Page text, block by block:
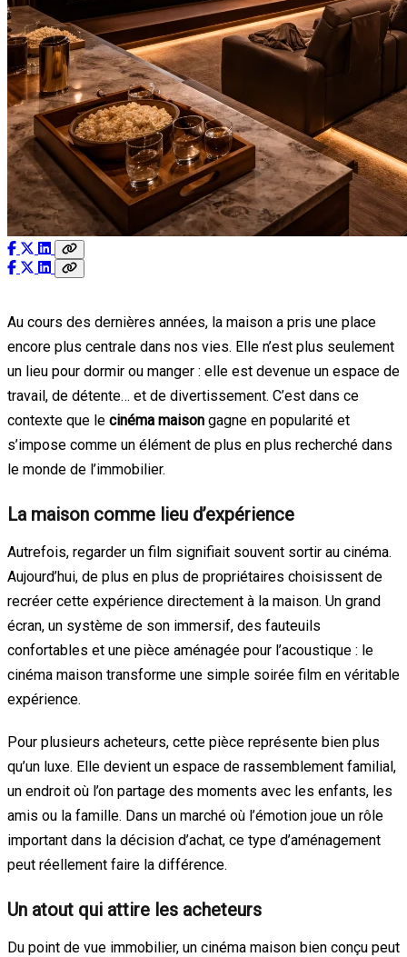
Au cours des dernières années, la maison a pris une place
encore plus centrale dans nos vies. Elle n’est plus seulement
un lieu pour dormir ou manger : elle est devenue un espace de
travail, de détente… et de divertissement. C’est dans ce
contexte que le cinéma maison gagne en popularité et
s’impose comme un élément de plus en plus recherché dans
le monde de l’immobilier.
La maison comme lieu d’expérience
Autrefois, regarder un film signifiait souvent sortir au cinéma.
Aujourd’hui, de plus en plus de propriétaires choisissent de
recréer cette expérience directement à la maison. Un grand
écran, un système de son immersif, des fauteuils
confortables et une pièce aménagée pour l’acoustique : le
cinéma maison transforme une simple soirée film en véritable
expérience.
Pour plusieurs acheteurs, cette pièce représente bien plus
qu’un luxe. Elle devient un espace de rassemblement familial,
un endroit où l’on partage des moments avec les enfants, les
amis ou la famille. Dans un marché où l’émotion joue un rôle
important dans la décision d’achat, ce type d’aménagement
peut réellement faire la différence.
Un atout qui attire les acheteurs
Du point de vue immobilier, un cinéma maison bien conçu peut